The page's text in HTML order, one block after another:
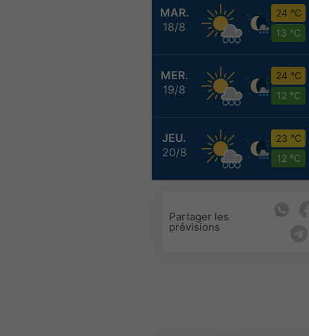
MAR.
18/8
24 °C
13 °C
MER.
19/8
24 °C
12 °C
JEU.
20/8
23 °C
12 °C
Partager les
prévisions